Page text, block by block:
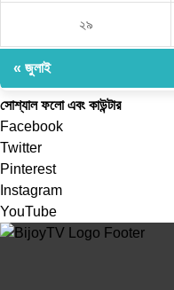
২৯
« জুলাই
সোশ্যাল ফলো এবং কাউন্টার
Facebook
Twitter
Pinterest
Instagram
YouTube